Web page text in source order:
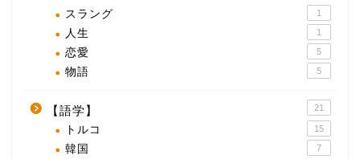
スラング 1
人生 1
恋愛 5
物語 5
【語学】 21
トルコ 15
韓国 7